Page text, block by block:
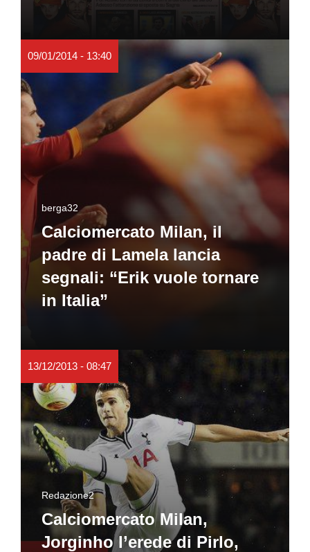
09/01/2014 - 13:40
berga32
Calciomercato Milan, il
padre di Lamela lancia
segnali: “Erik vuole tornare
in Italia”
13/12/2013 - 08:47
Redazione2
Calciomercato Milan,
Jorginho l’erede di Pirlo,